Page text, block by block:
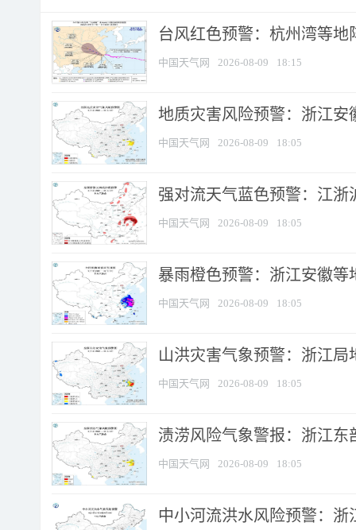
台风红色预警：杭州湾等地
中国天气网 2026-08-09 18:15
地质灾害风险预警：浙江安
中国天气网 2026-08-09 18:05
强对流天气蓝色预警：江浙
中国天气网 2026-08-09 18:05
暴雨橙色预警：浙江安徽等
中国天气网 2026-08-09 18:05
山洪灾害气象预警：浙江
中国天气网 2026-08-09 18:05
渍涝风险气象警报：浙江
中国天气网 2026-08-09 18:05
中小河流洪水风险预警：